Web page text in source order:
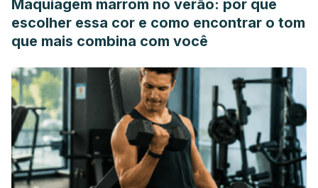
Maquiagem marrom no verão: por que
escolher essa cor e como encontrar o tom
que mais combina com você